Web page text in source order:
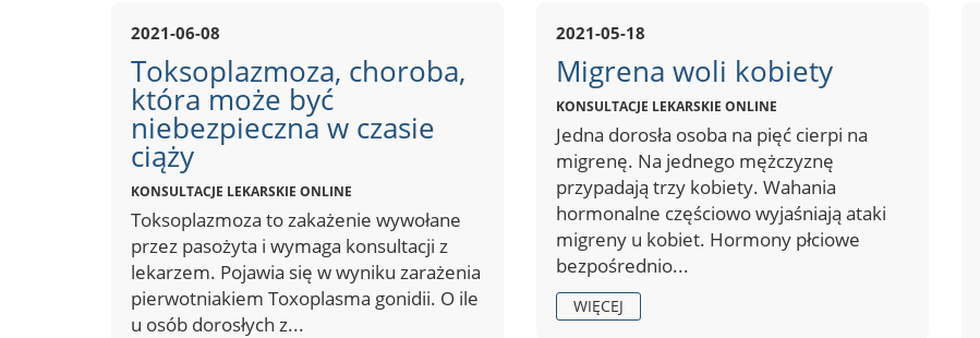
2021-06-08
Toksoplazmoza, choroba,
która może być
niebezpieczna w czasie
ciąży
KONSULTACJE LEKARSKIE ONLINE
Toksoplazmoza to zakażenie wywołane
przez pasożyta i wymaga konsultacji z
lekarzem. Pojawia się w wyniku zarażenia
pierwotniakiem Toxoplasma gonidii. O ile
u osób dorosłych z...
2021-05-18
Migrena woli kobiety
KONSULTACJE LEKARSKIE ONLINE
Jedna dorosła osoba na pięć cierpi na
migrenę. Na jednego mężczyznę
przypadają trzy kobiety. Wahania
hormonalne częściowo wyjaśniają ataki
migreny u kobiet. Hormony płciowe
bezpośrednio...
WIĘCEJ